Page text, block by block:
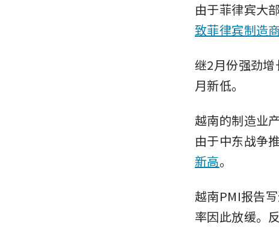
由于菲律宾大
致菲律宾制造
继2月份强劲
月新低。
越南的制造业
由于中东战争
新高。
越南PMI报告
率因此放缓。